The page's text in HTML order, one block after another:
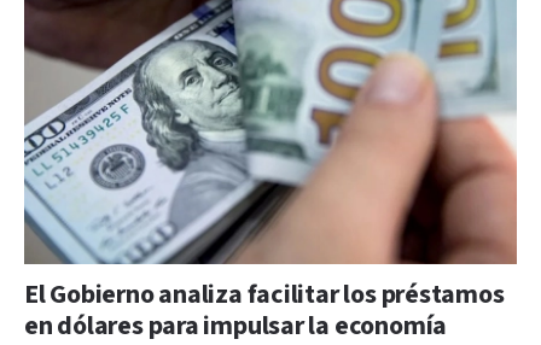
El Gobierno analiza facilitar los préstamos
en dólares para impulsar la economía